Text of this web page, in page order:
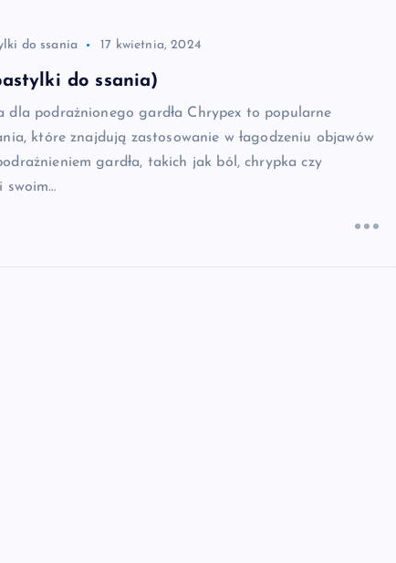
do ssania 17 kwietnia, 2024
do ssania)
dla podrażnionego gardła Chrypex to popularne
które znajdują zastosowanie w łagodzeniu objawów
gardła, takich jak ból, chrypka czy
swoim…